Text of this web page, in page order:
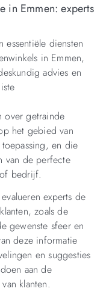
in Emmen: experts
essentiële diensten
in Emmen,
advies en
over getrainde
het gebied van
en die
van de perfecte
bedrijf.
experts de
zoals de
gewenste sfeer en
deze informatie
en suggesties
aan de
klanten.